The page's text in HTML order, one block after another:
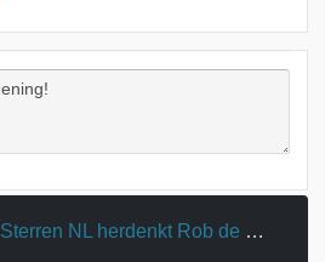
Sterren NL herdenkt Rob de Nijs